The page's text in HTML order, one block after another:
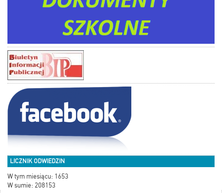
LICZNIK ODWIEDZIN
W tym miesiącu: 1653
W sumie: 208153